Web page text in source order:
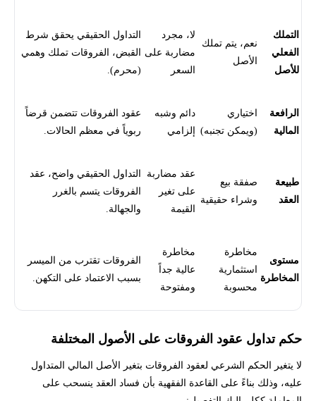
التملك
الفعلي
للأصل
نعم، يتم تملك
الأصل
لا، مجرد
مضاربة على
السعر
التداول الحقيقي يحقق شرط
القبض، الفروقات تملك وهمي
(محرم).
الرافعة
المالية
اختياري
(ويمكن تجنبه)
دائم وشبه
إلزامي
عقود الفروقات تتضمن قرضاً
ربوياً في معظم الحالات.
طبيعة
العقد
صفقة بيع
وشراء حقيقية
عقد مضاربة
على تغير
القيمة
التداول الحقيقي واضح، عقد
الفروقات يتسم بالغرر
والجهالة.
مستوى
المخاطرة
مخاطرة
استثمارية
محسوبة
مخاطرة
عالية جداً
ومفتوحة
الفروقات تقترب من الميسر
بسبب الاعتماد على التكهن.
حكم تداول عقود الفروقات على الأصول المختلفة
لا يتغير الحكم الشرعي لعقود الفروقات بتغير الأصل المالي المتداول
عليه، وذلك بناءً على القاعدة الفقهية بأن فساد العقد ينسحب على